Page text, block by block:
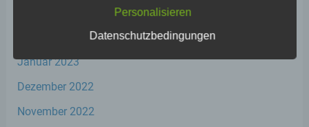
Januar 2023
Dezember 2022
November 2022
Personenbezogene Daten sind alle
oder identifizierbare natürliche Person (im
Personalisieren
Datenschutzbedingungen